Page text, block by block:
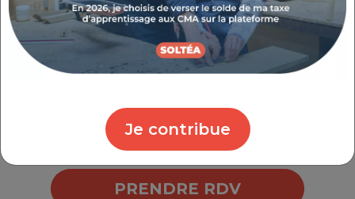
Je contribue
COLLECTIVITÉ /
PARTENAIRE
PRENDRE RDV